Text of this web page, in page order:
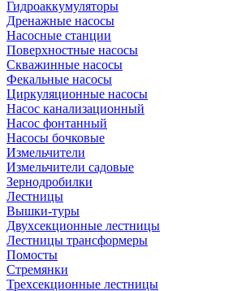
Гидроаккумуляторы
Дренажные насосы
Насосные станции
Поверхностные насосы
Скважинные насосы
Фекальные насосы
Циркуляционные насосы
Насос канализационный
Насос фонтанный
Насосы бочковые
Измельчители
Измельчители садовые
Зернодробилки
Лестницы
Вышки-туры
Двухсекционные лестницы
Лестницы трансформеры
Помосты
Стремянки
Трехсекционные лестницы